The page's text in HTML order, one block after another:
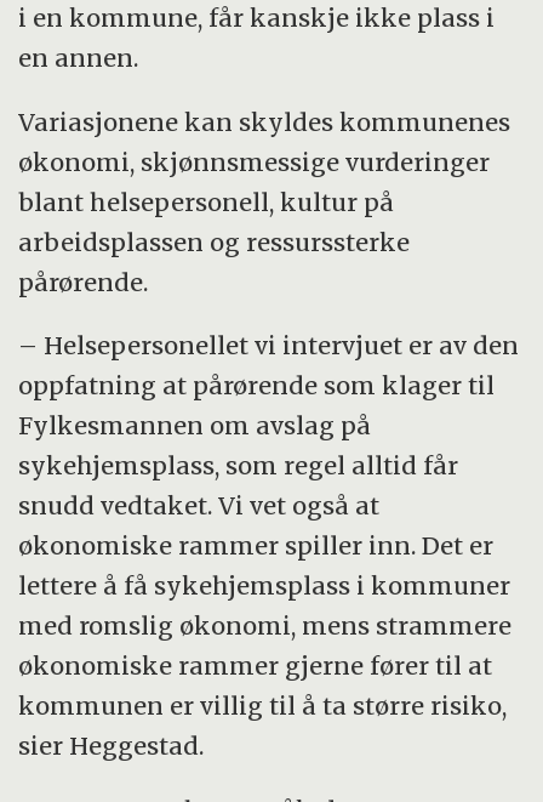
i en kommune, får kanskje ikke plass i
en annen.
Variasjonene kan skyldes kommunenes
økonomi, skjønnsmessige vurderinger
blant helsepersonell, kultur på
arbeidsplassen og ressurssterke
pårørende.
– Helsepersonellet vi intervjuet er av den
oppfatning at pårørende som klager til
Fylkesmannen om avslag på
sykehjemsplass, som regel alltid får
snudd vedtaket. Vi vet også at
økonomiske rammer spiller inn. Det er
lettere å få sykehjemsplass i kommuner
med romslig økonomi, mens strammere
økonomiske rammer gjerne fører til at
kommunen er villig til å ta større risiko,
sier Heggestad.